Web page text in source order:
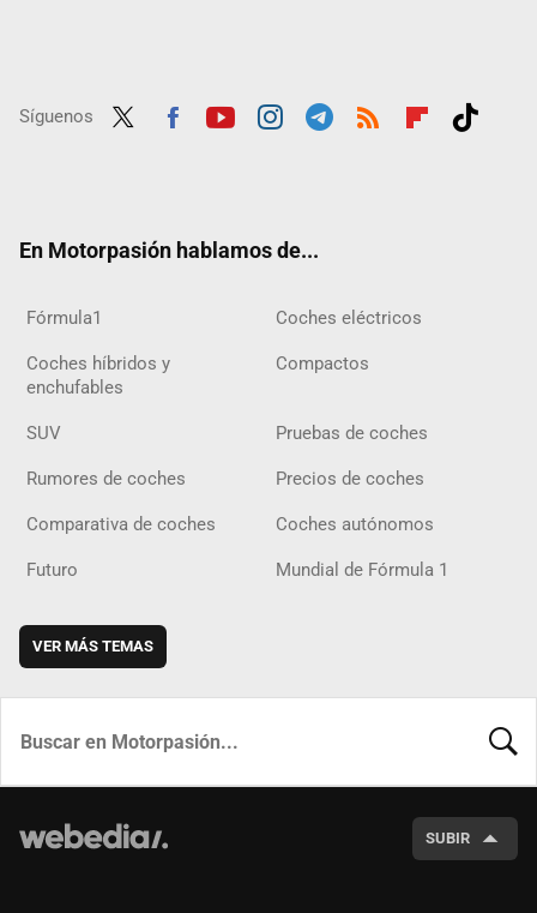
Síguenos
En Motorpasión hablamos de...
Fórmula1 Coches eléctricos
Coches híbridos y
enchufables
Compactos
SUV Pruebas de coches
Rumores de coches Precios de coches
Comparativa de coches Coches autónomos
Futuro Mundial de Fórmula 1
VER MÁS TEMAS
SUBIR